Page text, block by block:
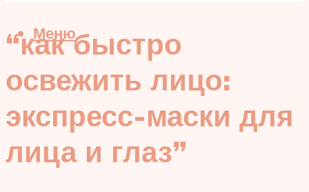
Меню
“как быстро
освежить лицо:
экспресс-маски для
лица и глаз”